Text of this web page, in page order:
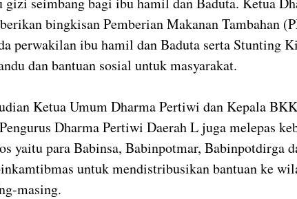
bingkisan Pemberian Makanan Tambahan
perwakilan ibu hamil dan Baduta serta Stunting
dan bantuan sosial untuk masyarakat.
Ketua Umum Dharma Pertiwi dan Kepala
Dharma Pertiwi Daerah L juga melepas
yaitu para Babinsa, Babinpotmar, Babinpotdirga
untuk mendistribusikan bantuan ke
masing.